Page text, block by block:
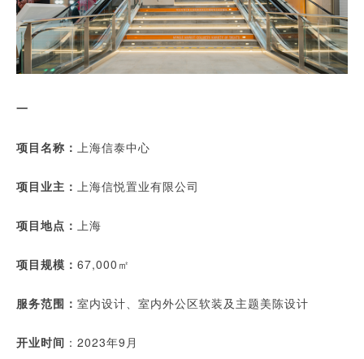
一
项目名称： 上海信泰中心
项目业主： 上海信悦置业有限公司
项目地点： 上海
项目规模： 67,000㎡
服务范围： 室内设计、室内外公区软装及主题美陈设计
开业时间 ：2023年9月